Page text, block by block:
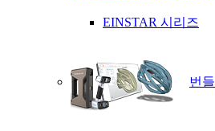
EINSTAR 시리즈
번들